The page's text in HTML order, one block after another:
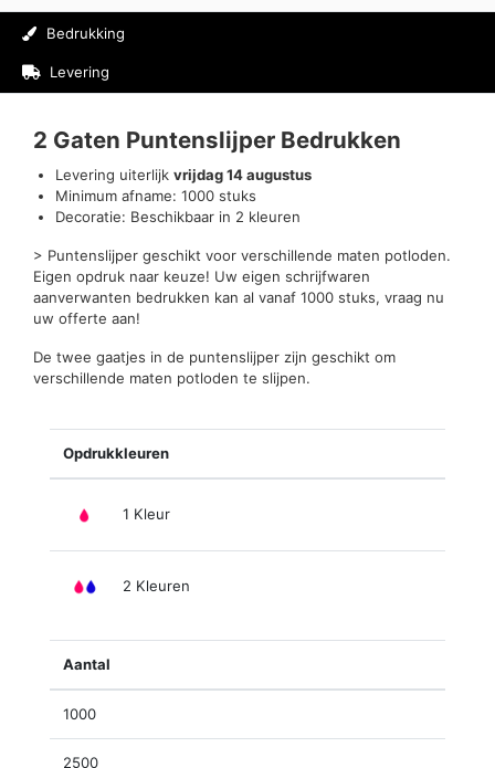
Bedrukking
Levering
2 Gaten Puntenslijper Bedrukken
Levering uiterlijk vrijdag 14 augustus
Minimum afname: 1000 stuks
Decoratie: Beschikbaar in 2 kleuren
> Puntenslijper geschikt voor verschillende maten potloden.
Eigen opdruk naar keuze! Uw eigen schrijfwaren
aanverwanten bedrukken kan al vanaf 1000 stuks, vraag nu
uw offerte aan!
De twee gaatjes in de puntenslijper zijn geschikt om
verschillende maten potloden te slijpen.
Opdrukkleuren
1 Kleur
2 Kleuren
Aantal
1000
2500